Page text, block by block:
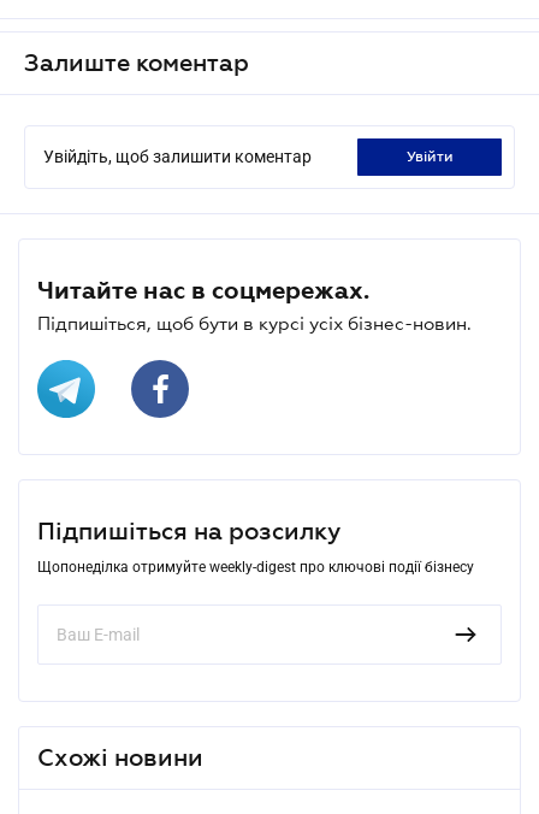
Залиште коментар
Увійдіть, щоб залишити коментар увійти
Читайте нас в соцмережах.
Підпишіться, щоб бути в курсі усіх бізнес-новин.
Підпишіться на розсилку
Щопонеділка отримуйте weekly-digest про ключові події бізнесу
Схожі новини